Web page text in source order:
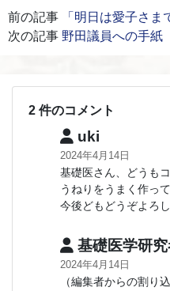
前の記事
「明日は愛子さま
次の記事 野田議員への手紙
2 件のコメント
uki
2024年4月14日
基礎医さん、どうも
うねりをうまく作っ
今後どもどうぞよろ
基礎医学研
2024年4月14日
（編集者からの割り